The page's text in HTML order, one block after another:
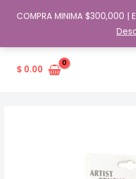
COMPRA MINIMA $300,000 |
$ 0.00